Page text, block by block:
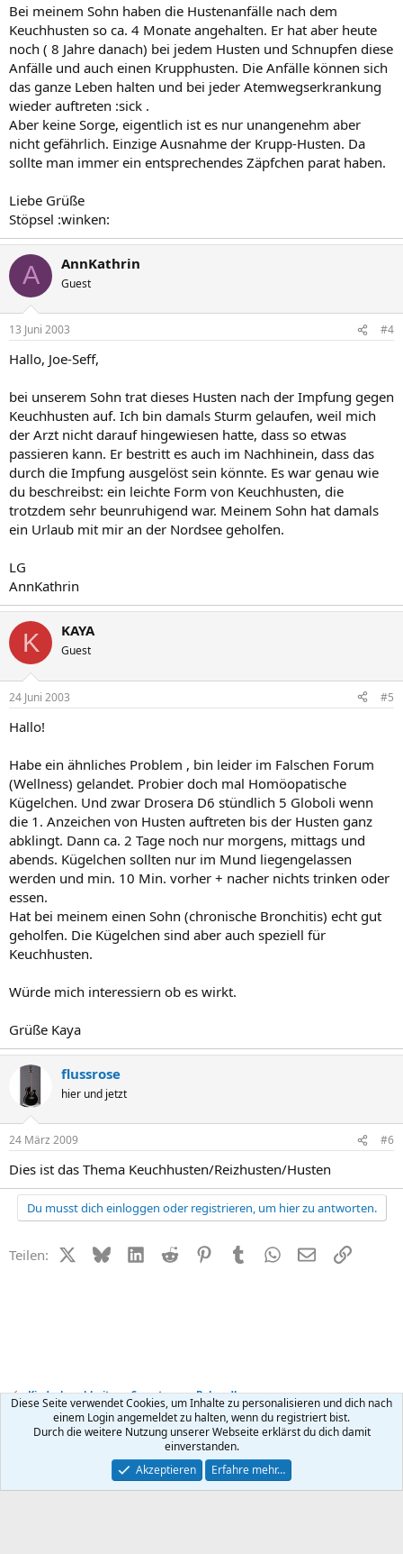
Bei meinem Sohn haben die Hustenanfälle nach dem
Keuchhusten so ca. 4 Monate angehalten. Er hat aber heute
noch ( 8 Jahre danach) bei jedem Husten und Schnupfen diese
Anfälle und auch einen Krupphusten. Die Anfälle können sich
das ganze Leben halten und bei jeder Atemwegserkrankung
wieder auftreten :sick .
Aber keine Sorge, eigentlich ist es nur unangenehm aber
nicht gefährlich. Einzige Ausnahme der Krupp-Husten. Da
sollte man immer ein entsprechendes Zäpfchen parat haben.
Liebe Grüße
Stöpsel :winken:
A AnnKathrin
Guest
13 Juni 2003 #4
Hallo, Joe-Seff,
bei unserem Sohn trat dieses Husten nach der Impfung gegen
Keuchhusten auf. Ich bin damals Sturm gelaufen, weil mich
der Arzt nicht darauf hingewiesen hatte, dass so etwas
passieren kann. Er bestritt es auch im Nachhinein, dass das
durch die Impfung ausgelöst sein könnte. Es war genau wie
du beschreibst: ein leichte Form von Keuchhusten, die
trotzdem sehr beunruhigend war. Meinem Sohn hat damals
ein Urlaub mit mir an der Nordsee geholfen.
LG
AnnKathrin
K KAYA
Guest
24 Juni 2003 #5
Hallo!
Habe ein ähnliches Problem , bin leider im Falschen Forum
(Wellness) gelandet. Probier doch mal Homöopatische
Kügelchen. Und zwar Drosera D6 stündlich 5 Globoli wenn
die 1. Anzeichen von Husten auftreten bis der Husten ganz
abklingt. Dann ca. 2 Tage noch nur morgens, mittags und
abends. Kügelchen sollten nur im Mund liegengelassen
werden und min. 10 Min. vorher + nacher nichts trinken oder
essen.
Hat bei meinem einen Sohn (chronische Bronchitis) echt gut
geholfen. Die Kügelchen sind aber auch speziell für
Keuchhusten.
Würde mich interessiern ob es wirkt.
Grüße Kaya
flussrose
hier und jetzt
24 März 2009 #6
Dies ist das Thema Keuchhusten/Reizhusten/Husten
Du musst dich einloggen oder registrieren, um hier zu antworten.
Teilen: X (Twitter)
BlueskyLinkedIn
Reddit PinterestTumblr WhatsApp
E-MailLink
Kinderkrankheiten - Symptome + Behandlung
Kontakt Nutzungsbedingungen Datenschutz Hilfe
R
Community platform by XenForo ® © 2010-2026 XenForo Ltd.
Diese Seite verwendet Cookies, um Inhalte zu personalisieren und dich nach
einem Login angemeldet zu halten, wenn du registriert bist.
Durch die weitere Nutzung unserer Webseite erklärst du dich damit
einverstanden.
Akzeptieren
Erfahre mehr…